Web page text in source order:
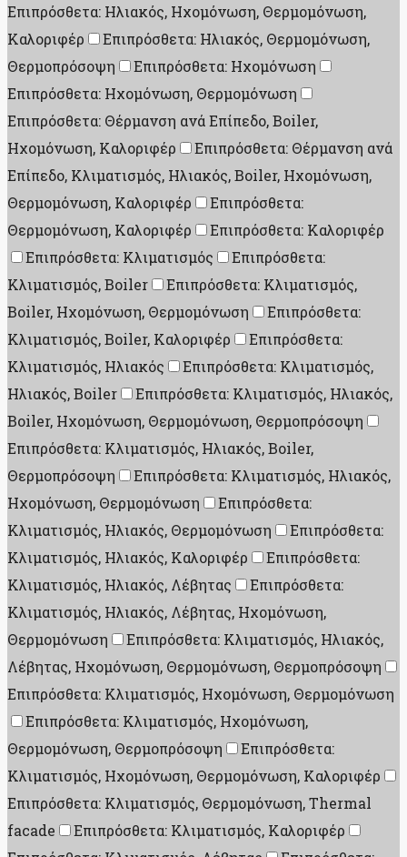
Επιπρόσθετα: Ηλιακός, Ηχομόνωση, Θερμομόνωση,
Καλοριφέρ
Επιπρόσθετα: Ηλιακός, Θερμομόνωση,
Θερμοπρόσοψη
Επιπρόσθετα: Ηχομόνωση
Επιπρόσθετα: Ηχομόνωση, Θερμομόνωση
Επιπρόσθετα: Θέρμανση ανά Επίπεδο, Boiler,
Ηχομόνωση, Καλοριφέρ
Επιπρόσθετα: Θέρμανση ανά
Επίπεδο, Κλιματισμός, Ηλιακός, Boiler, Ηχομόνωση,
Θερμομόνωση, Καλοριφέρ
Επιπρόσθετα:
Θερμομόνωση, Καλοριφέρ
Επιπρόσθετα: Καλοριφέρ
Επιπρόσθετα: Κλιματισμός
Επιπρόσθετα:
Κλιματισμός, Boiler
Επιπρόσθετα: Κλιματισμός,
Boiler, Ηχομόνωση, Θερμομόνωση
Επιπρόσθετα:
Κλιματισμός, Boiler, Καλοριφέρ
Επιπρόσθετα:
Κλιματισμός, Ηλιακός
Επιπρόσθετα: Κλιματισμός,
Ηλιακός, Boiler
Επιπρόσθετα: Κλιματισμός, Ηλιακός,
Boiler, Ηχομόνωση, Θερμομόνωση, Θερμοπρόσοψη
Επιπρόσθετα: Κλιματισμός, Ηλιακός, Boiler,
Θερμοπρόσοψη
Επιπρόσθετα: Κλιματισμός, Ηλιακός,
Ηχομόνωση, Θερμομόνωση
Επιπρόσθετα:
Κλιματισμός, Ηλιακός, Θερμομόνωση
Επιπρόσθετα:
Κλιματισμός, Ηλιακός, Καλοριφέρ
Επιπρόσθετα:
Κλιματισμός, Ηλιακός, Λέβητας
Επιπρόσθετα:
Κλιματισμός, Ηλιακός, Λέβητας, Ηχομόνωση,
Θερμομόνωση
Επιπρόσθετα: Κλιματισμός, Ηλιακός,
Λέβητας, Ηχομόνωση, Θερμομόνωση, Θερμοπρόσοψη
Επιπρόσθετα: Κλιματισμός, Ηχομόνωση, Θερμομόνωση
Επιπρόσθετα: Κλιματισμός, Ηχομόνωση,
Θερμομόνωση, Θερμοπρόσοψη
Επιπρόσθετα:
Κλιματισμός, Ηχομόνωση, Θερμομόνωση, Καλοριφέρ
Επιπρόσθετα: Κλιματισμός, Θερμομόνωση, Thermal
facade
Επιπρόσθετα: Κλιματισμός, Καλοριφέρ